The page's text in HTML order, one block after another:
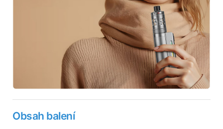
Obsah balení